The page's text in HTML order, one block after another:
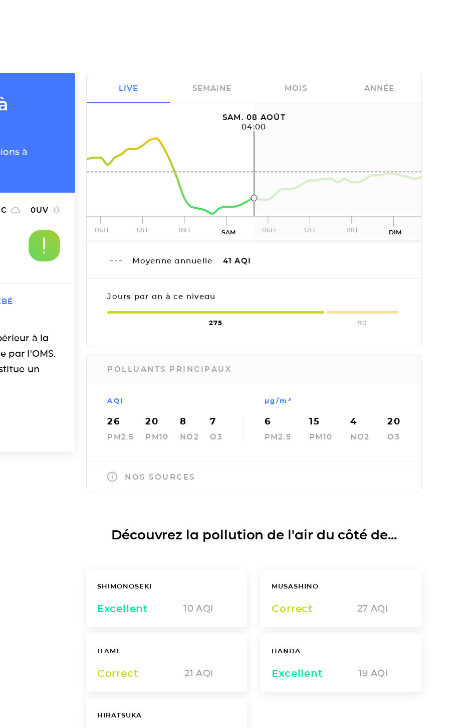
à
0UV
à la
par l'OMS.
un
SAM. 08 AOÛT
04:00
06H 12H 18H SAM 06H 12H 18H DIM
Moyenne annuelle 41 AQI
Jours par an à ce niveau
275 90
POLLUANTS PRINCIPAUX
AQI
26
PM2.5
20
PM10
8
NO2
7
O3
µg/m³
6
PM2.5
15
PM10
4
NO2
20
O3
NOS SOURCES
LIVE SEMAINE MOIS ANNÉE
Découvrez la pollution de l'air du côté de...
SHIMONOSEKI
Excellent 10 AQI
MUSASHINO
Correct 27 AQI
ITAMI
Correct 21 AQI
HANDA
Excellent 19 AQI
HIRATSUKA